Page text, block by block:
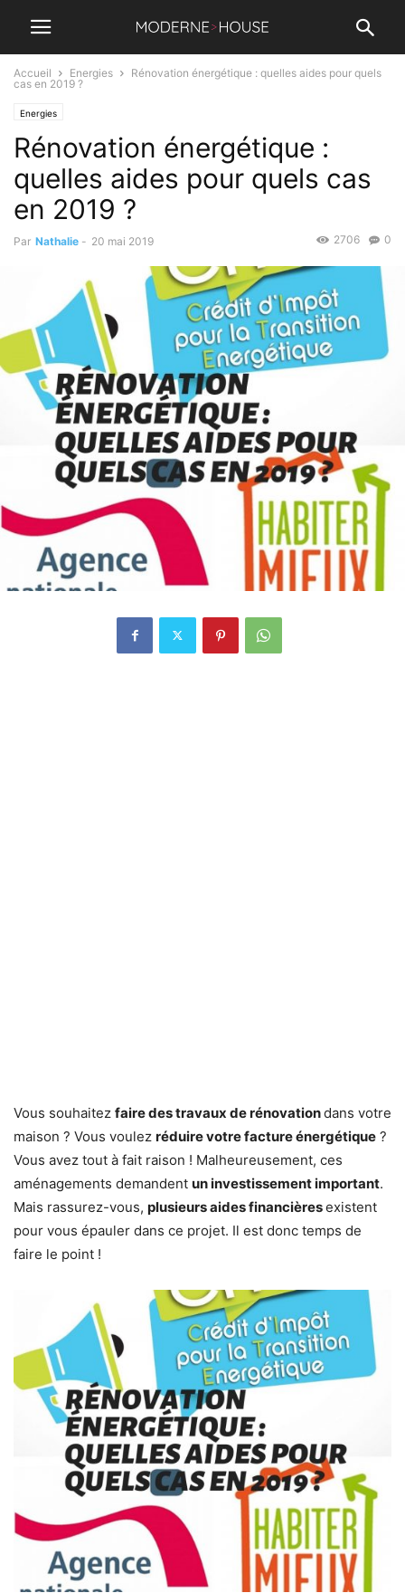
Accueil Energies
Rénovation énergétique : quelles aides pour quels
cas en 2019 ?
Energies
Rénovation énergétique :
quelles aides pour quels cas
en 2019 ?
Par Nathalie - 20 mai 2019 0
2706
Vous souhaitez faire des travaux de rénovationdans votre
maison ? Vous voulez réduire votre facture énergétique ?
Vous avez tout à fait raison ! Malheureusement, ces
aménagements demandent un investissement important.
Mais rassurez-vous, plusieurs aides financièresexistent
pour vous épauler dans ce projet. Il est donc temps de
faire le point !